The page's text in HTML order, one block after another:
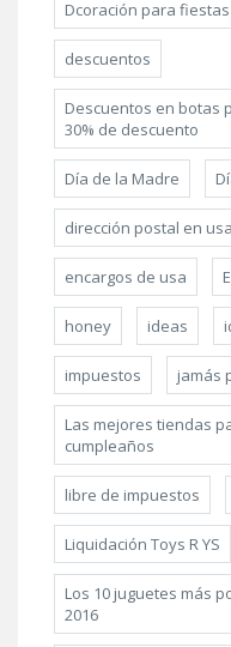
Dcoración para fiestas
descuentos
Descuentos en botas
30% de descuento
Día de la Madre
dirección postal en usa
encargos de usa
honey ideas
impuestos jamás
Las mejores tiendas
cumpleaños
libre de impuestos
Liquidación Toys R YS
Los 10 juguetes más
2016